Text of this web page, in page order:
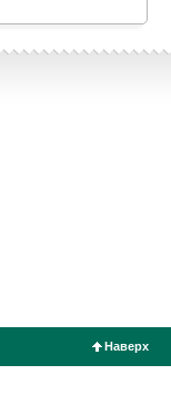
Наверх